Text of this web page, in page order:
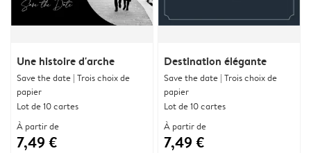
Une histoire d'arche
Save the date | Trois choix de
papier
Lot de 10 cartes
À partir de
7,49 €
Destination élégante
Save the date | Trois choix de
papier
Lot de 10 cartes
À partir de
7,49 €